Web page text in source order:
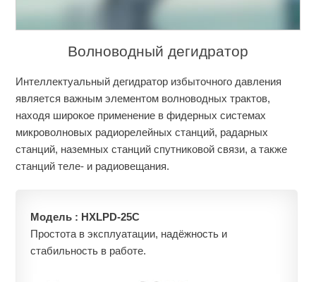
Волноводный дегидратор
Интеллектуальный дегидратор избыточного давления
является важным элементом волноводных трактов,
находя широкое применение в фидерных системах
микроволновых радиорелейных станций, радарных
станций, наземных станций спутниковой связи, а также
станций теле- и радиовещания.
Модель : HXLPD-25C
Простота в эксплуатации, надёжность и
стабильность в работе.